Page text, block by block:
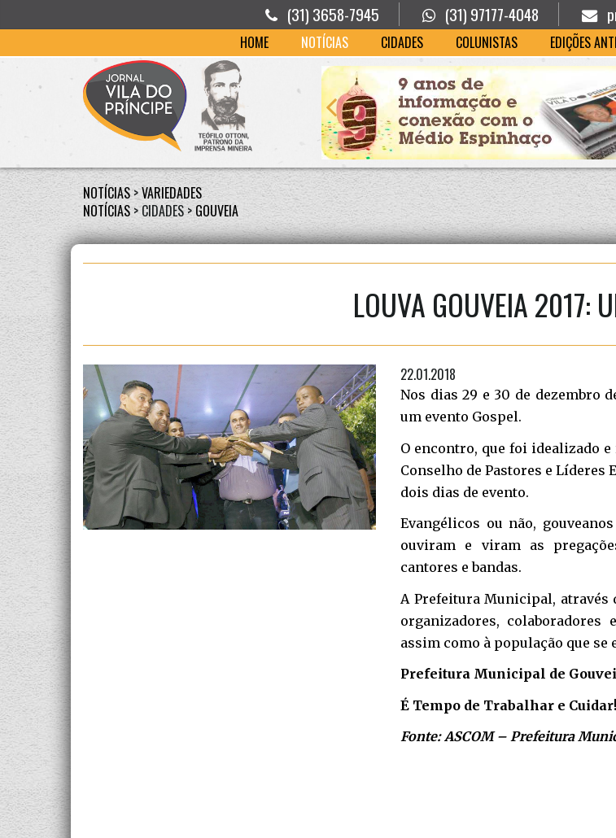
(31) 3658-7945 (31) 97177-4048
HOME NOTÍCIAS CIDADES COLUNISTAS EDIÇÕES
NOTÍCIAS>VARIEDADES
NOTÍCIAS> CIDADES >GOUVEIA
LOUVA GOUVEIA 2017:
22.01.2018
Nos dias 29 e 30 de dezembro
um evento Gospel.
O encontro, que foi idealizado
Conselho de Pastores e Líderes
dois dias de evento.
Evangélicos ou não,
ouviram e viram as
cantores e bandas.
A Prefeitura Municipal, através
organizadores, colaboradores
assim como à população que
Prefeitura Municipal de
É Tempo de Trabalhar e Cuidar!
Fonte: ASCOM – Prefeitura